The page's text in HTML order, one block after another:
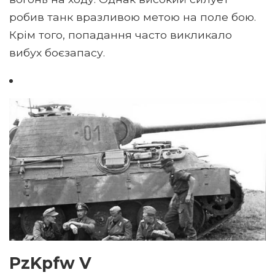
робив танк вразливою метою на поле бою.
Крім того, попадання часто викликало
вибух боєзапасу.
PzKpfw V